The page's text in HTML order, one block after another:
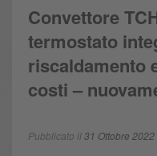
Convettore
termostato
riscaldamento
costi –
Pubblicato il31 Ottobre 2022